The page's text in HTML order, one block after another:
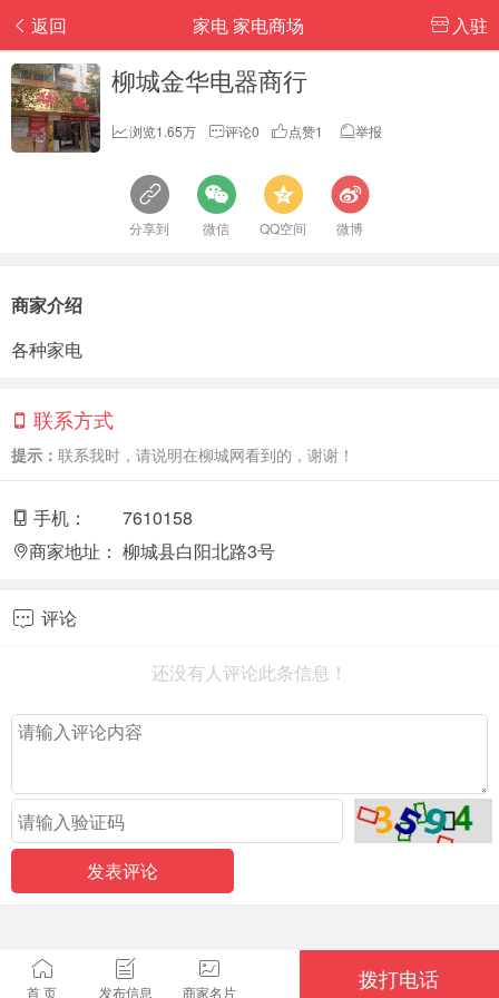
返回 入驻
家电 家电商场
柳城金华电器商行
浏览1.65万 评论0 点赞1 举报
分享到 微信 QQ空间 微博
商家介绍
各种家电
联系方式
提示： 联系我时，请说明在柳城网看到的，谢谢！
手机：
7610158
商家地址： 柳城县白阳北路3号
 评论
还没有人评论此条信息！
拨打电话
首 页 发布信息 商家名片